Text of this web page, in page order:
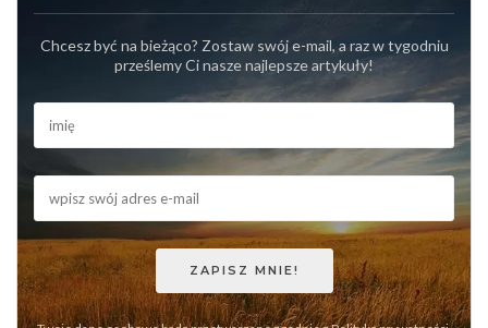
Chcesz być na bieżąco? Zostaw swój e-mail, a raz w tygodniu
prześlemy Ci nasze najlepsze artykuły!